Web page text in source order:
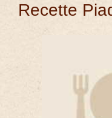
Recette